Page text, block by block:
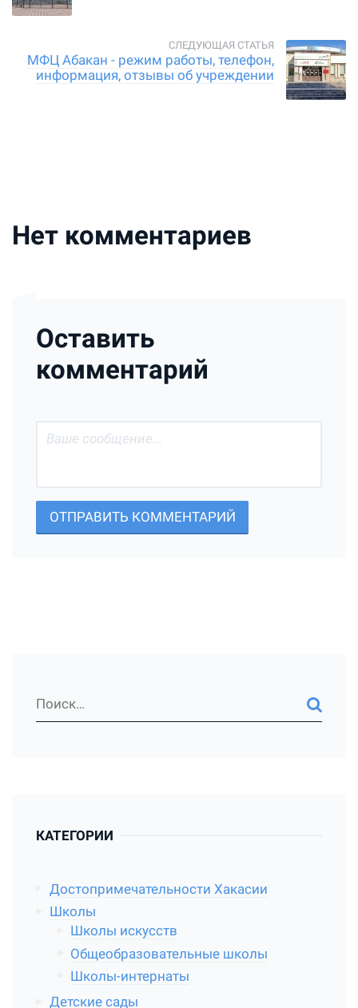
МФЦ Абакан - режим работы, телефон,
информация, отзывы об учреждении
Нет комментариев
Оставить
комментарий
ОТПРАВИТЬ КОММЕНТАРИЙ
КАТЕГОРИИ
Достопримечательности Хакасии
Школы
Школы искусств
Общеобразовательные школы
Школы-интернаты
Детские сады